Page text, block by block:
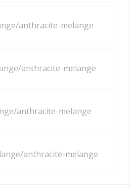
anthracite-melange
anthracite-melange
anthracite-melange
anthracite-melange